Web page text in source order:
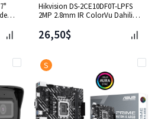
Hikvision DS-2CE10DF0T-LPFS
2MP 2.8mm IR ColorVu Dahili
26,50$
S